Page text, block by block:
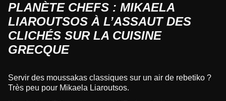
PLANÈTE CHEFS : MIKAELA
LIAROUTSOS À L’ASSAUT DES
CLICHÉS SUR LA CUISINE
GRECQUE
Servir des moussakas classiques sur un air de rebetiko ?
Très peu pour Mikaela Liaroutsos.